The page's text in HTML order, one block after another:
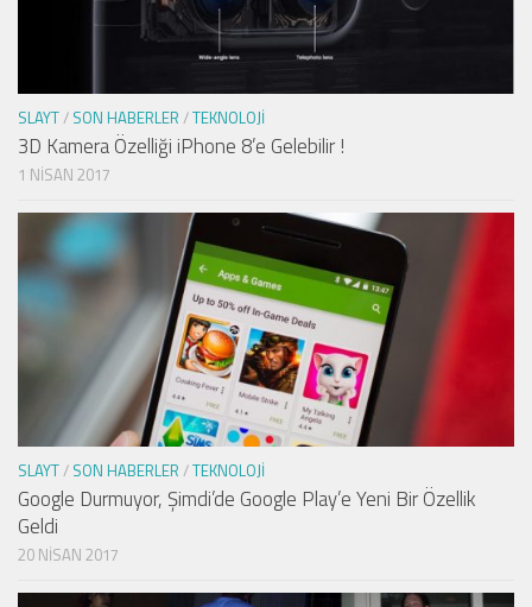
SLAYT/ SON HABERLER /TEKNOLOJI
3D Kamera Özelliği iPhone 8’e Gelebilir !
1 NISAN 2017
SLAYT/ SON HABERLER /TEKNOLOJI
Google Durmuyor, Şimdi’de Google Play’e Yeni Bir Özellik
Geldi
20 NISAN 2017